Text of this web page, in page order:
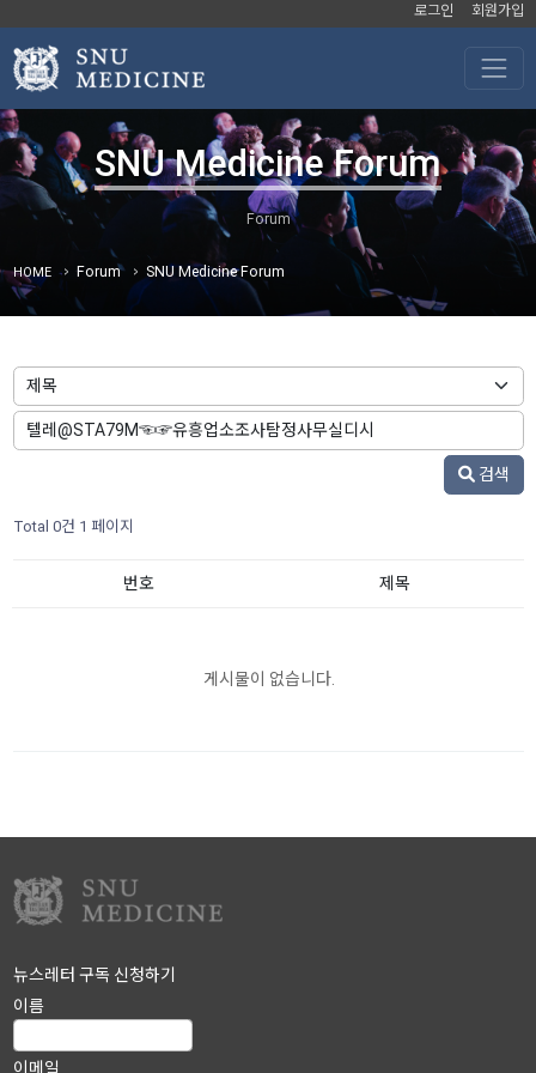
로그인 회원가입
SNU Medicine Forum
HOME Forum SNU Medicine Forum
검색
Total 0건 1 페이지
번호 제목
게시물이 없습니다.
뉴스레터 구독 신청하기
이름
이메일